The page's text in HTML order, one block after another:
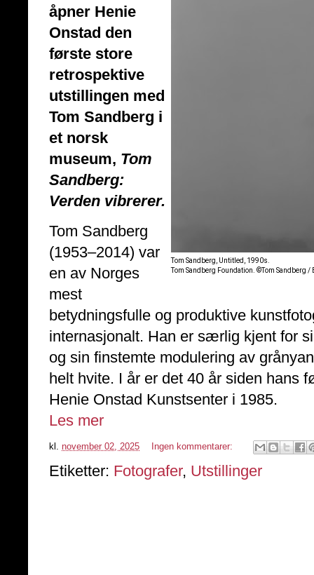
Tom Sandberg, Untitled, 1990s.
Tom Sandberg Foundation. ©Tom Sandberg
åpner Henie
Onstad den
første store
retrospektive
utstillingen med
Tom Sandberg i
et norsk
museum, Tom
Sandberg:
Verden vibrerer.
Tom Sandberg
(1953–2014) var
en av Norges
mest
betydningsfulle og produktive
internasjonalt. Han er særlig kjent for
og sin finstemte modulering av
helt hvite. I år er det 40 år siden hans
Henie Onstad Kunstsenter i 1985.
Les mer
kl. november 02, 2025 Ingen kommentarer:
Etiketter: Fotografer, Utstillinger